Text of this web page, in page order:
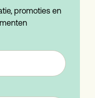
promoties en